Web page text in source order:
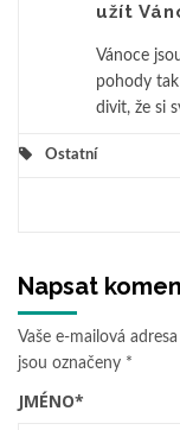
užít
Vánoce
pohody
divit, že si
Ostatní
Napsat
Vaše e-mailová
jsou označeny *
JMÉNO*